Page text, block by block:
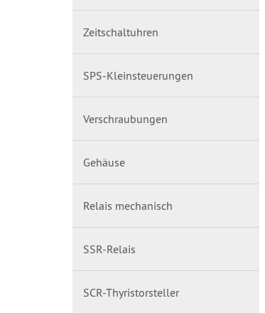
Zeitschaltuhren
SPS-Kleinsteuerungen
Verschraubungen
Gehäuse
Relais mechanisch
SSR-Relais
SCR-Thyristorsteller